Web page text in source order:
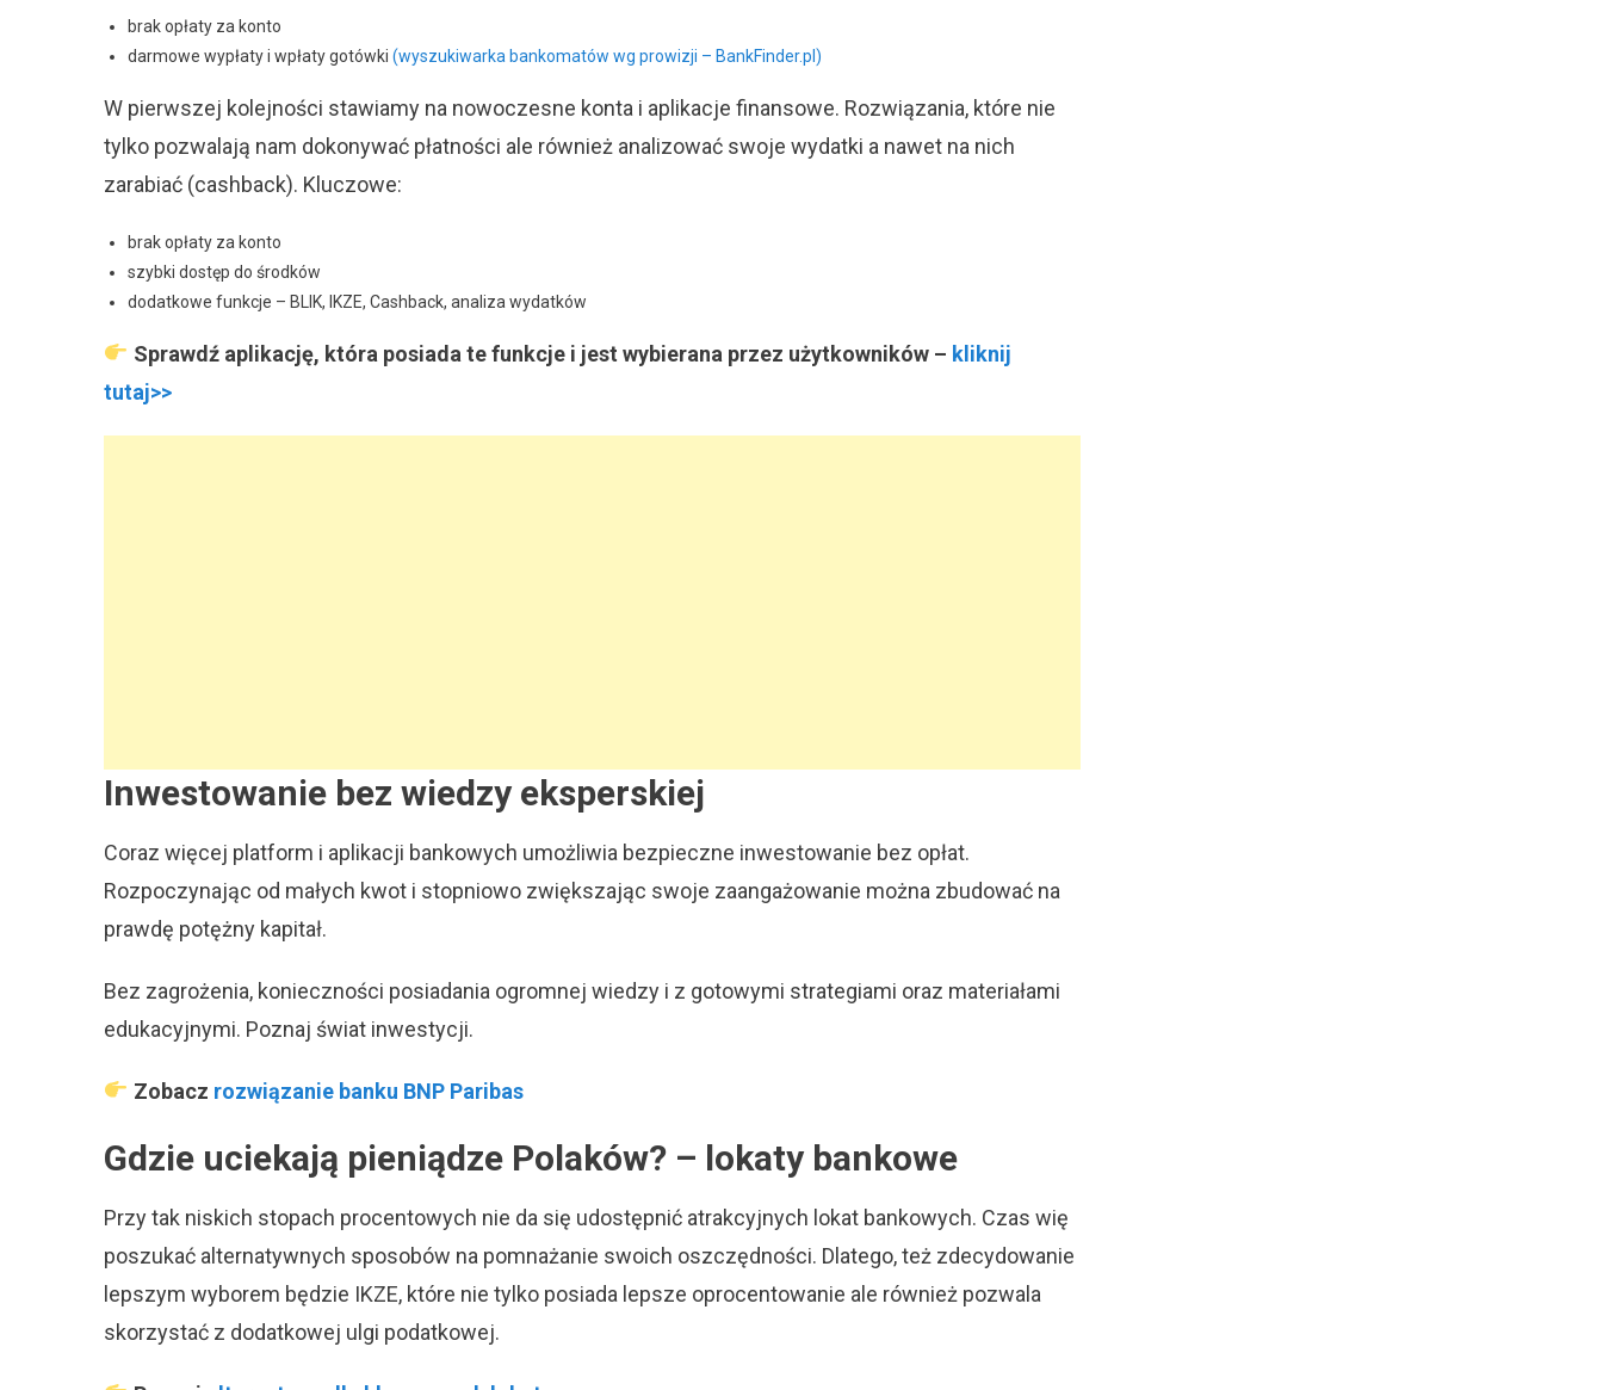
brak opłaty za konto
darmowe wypłaty i wpłaty gotówki (wyszukiwarka bankomatów wg prowizji – BankFinder.pl)
W pierwszej kolejności stawiamy na nowoczesne konta i aplikacje finansowe. Rozwiązania, które nie
tylko pozwalają nam dokonywać płatności ale również analizować swoje wydatki a nawet na nich
zarabiać (cashback). Kluczowe:
brak opłaty za konto
szybki dostęp do środków
dodatkowe funkcje – BLIK, IKZE, Cashback, analiza wydatków
Sprawdź aplikację, która posiada te funkcje i jest wybierana przez użytkowników – kliknij
tutaj>>
Inwestowanie bez wiedzy eksperskiej
Coraz więcej platform i aplikacji bankowych umożliwia bezpieczne inwestowanie bez opłat.
Rozpoczynając od małych kwot i stopniowo zwiększając swoje zaangażowanie można zbudować na
prawdę potężny kapitał.
Bez zagrożenia, konieczności posiadania ogromnej wiedzy i z gotowymi strategiami oraz materiałami
edukacyjnymi. Poznaj świat inwestycji.
Zobacz rozwiązanie banku BNP Paribas
Gdzie uciekają pieniądze Polaków? – lokaty bankowe
Przy tak niskich stopach procentowych nie da się udostępnić atrakcyjnych lokat bankowych. Czas wię
poszukać alternatywnych sposobów na pomnażanie swoich oszczędności. Dlatego, też zdecydowanie
lepszym wyborem będzie IKZE, które nie tylko posiada lepsze oprocentowanie ale również pozwala
skorzystać z dodatkowej ulgi podatkowej.